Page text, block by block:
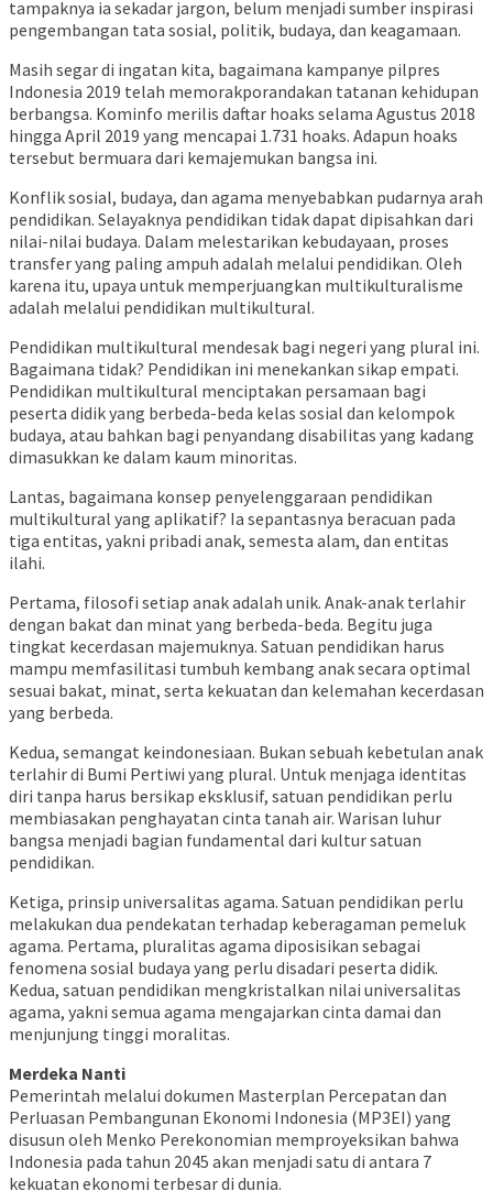
tampaknya ia sekadar jargon, belum menjadi sumber inspirasi
pengembangan tata sosial, politik, budaya, dan keagamaan.
Masih segar di ingatan kita, bagaimana kampanye pilpres
Indonesia 2019 telah memorakporandakan tatanan kehidupan
berbangsa. Kominfo merilis daftar hoaks selama Agustus 2018
hingga April 2019 yang mencapai 1.731 hoaks. Adapun hoaks
tersebut bermuara dari kemajemukan bangsa ini.
Konflik sosial, budaya, dan agama menyebabkan pudarnya arah
pendidikan. Selayaknya pendidikan tidak dapat dipisahkan dari
nilai-nilai budaya. Dalam melestarikan kebudayaan, proses
transfer yang paling ampuh adalah melalui pendidikan. Oleh
karena itu, upaya untuk memperjuangkan multikulturalisme
adalah melalui pendidikan multikultural.
Pendidikan multikultural mendesak bagi negeri yang plural ini.
Bagaimana tidak? Pendidikan ini menekankan sikap empati.
Pendidikan multikultural menciptakan persamaan bagi
peserta didik yang berbeda-beda kelas sosial dan kelompok
budaya, atau bahkan bagi penyandang disabilitas yang kadang
dimasukkan ke dalam kaum minoritas.
Lantas, bagaimana konsep penyelenggaraan pendidikan
multikultural yang aplikatif? Ia sepantasnya beracuan pada
tiga entitas, yakni pribadi anak, semesta alam, dan entitas
ilahi.
Pertama, filosofi setiap anak adalah unik. Anak-anak terlahir
dengan bakat dan minat yang berbeda-beda. Begitu juga
tingkat kecerdasan majemuknya. Satuan pendidikan harus
mampu memfasilitasi tumbuh kembang anak secara optimal
sesuai bakat, minat, serta kekuatan dan kelemahan kecerdasan
yang berbeda.
Kedua, semangat keindonesiaan. Bukan sebuah kebetulan anak
terlahir di Bumi Pertiwi yang plural. Untuk menjaga identitas
diri tanpa harus bersikap eksklusif, satuan pendidikan perlu
membiasakan penghayatan cinta tanah air. Warisan luhur
bangsa menjadi bagian fundamental dari kultur satuan
pendidikan.
Ketiga, prinsip universalitas agama. Satuan pendidikan perlu
melakukan dua pendekatan terhadap keberagaman pemeluk
agama. Pertama, pluralitas agama diposisikan sebagai
fenomena sosial budaya yang perlu disadari peserta didik.
Kedua, satuan pendidikan mengkristalkan nilai universalitas
agama, yakni semua agama mengajarkan cinta damai dan
menjunjung tinggi moralitas.
Merdeka Nanti
Pemerintah melalui dokumen Masterplan Percepatan dan
Perluasan Pembangunan Ekonomi Indonesia (MP3EI) yang
disusun oleh Menko Perekonomian memproyeksikan bahwa
Indonesia pada tahun 2045 akan menjadi satu di antara 7
kekuatan ekonomi terbesar di dunia.